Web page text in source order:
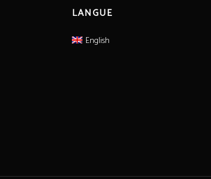
LANGUE
English